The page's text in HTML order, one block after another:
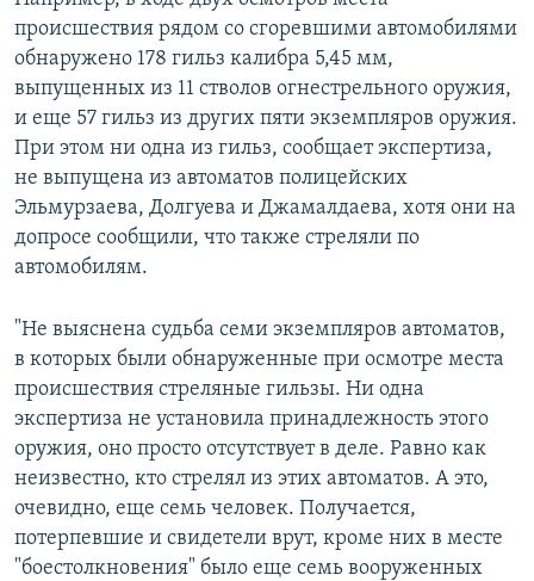
происшествия рядом со сгоревшими автомобилями
обнаружено 178 гильз калибра 5,45 мм,
выпущенных из 11 стволов огнестрельного оружия,
и еще 57 гильз из других пяти экземпляров оружия.
При этом ни одна из гильз, сообщает экспертиза,
не выпущена из автоматов полицейских
Эльмурзаева, Долгуева и Джамалдаева, хотя они на
допросе сообщили, что также стреляли по
автомобилям.
"Не выяснена судьба семи экземпляров автоматов,
в которых были обнаруженные при осмотре места
происшествия стреляные гильзы. Ни одна
экспертиза не установила принадлежность этого
оружия, оно просто отсутствует в деле. Равно как
неизвестно, кто стрелял из этих автоматов. А это,
очевидно, еще семь человек. Получается,
потерпевшие и свидетели врут, кроме них в месте
"боестолкновения" было еще семь вооруженных